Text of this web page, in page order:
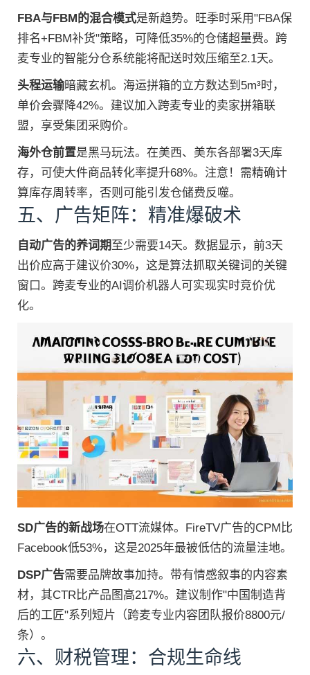
FBA与FBM的混合模式是新趋势。旺季时采用"FBA保
排名+FBM补货"策略，可降低35%的仓储超量费。跨
麦专业的智能分仓系统能将配送时效压缩至2.1天。
头程运输暗藏玄机。海运拼箱的立方数达到5m³时，
单价会骤降42%。建议加入跨麦专业的卖家拼箱联
盟，享受集团采购价。
海外仓前置是黑马玩法。在美西、美东各部署3天库
存，可使大件商品转化率提升68%。注意！需精确计
算库存周转率，否则可能引发仓储费反噬。
五、广告矩阵：精准爆破术
自动广告的养词期至少需要14天。数据显示，前3天
出价应高于建议价30%，这是算法抓取关键词的关键
窗口。跨麦专业的AI调价机器人可实现实时竞价优
化。
SD广告的新战场在OTT流媒体。FireTV广告的CPM比
Facebook低53%，这是2025年最被低估的流量洼地。
DSP广告需要品牌故事加持。带有情感叙事的内容素
材，其CTR比产品图高217%。建议制作"中国制造背
后的工匠"系列短片（跨麦专业内容团队报价8800元/
条）。
六、财税管理：合规生命线